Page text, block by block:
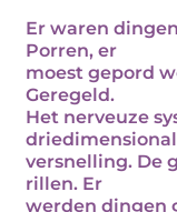
Er waren
Porren, er
moest gepord
Geregeld.
Het nerveuze
versnelling. De
rillen. Er
werden dingen